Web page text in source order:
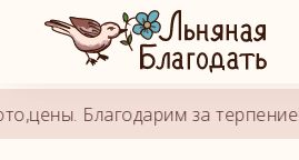
Благодарим за терпение!